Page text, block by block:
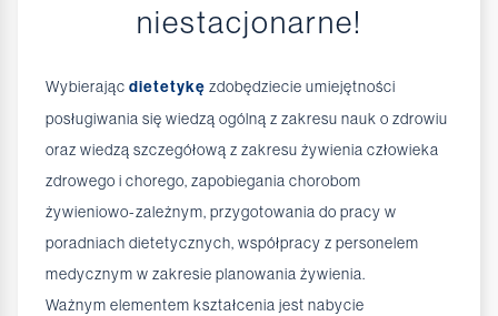
niestacjonarne!
Wybierając dietetykę zdobędziecie umiejętności
posługiwania się wiedzą ogólną z zakresu nauk o zdrowiu
oraz wiedzą szczegółową z zakresu żywienia człowieka
zdrowego i chorego, zapobiegania chorobom
żywieniowo-zależnym, przygotowania do pracy w
poradniach dietetycznych, współpracy z personelem
medycznym w zakresie planowania żywienia.
Ważnym elementem kształcenia jest nabycie